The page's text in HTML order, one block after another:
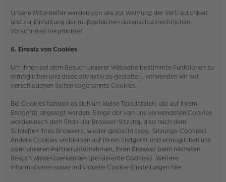
Unsere Mitarbeiter werden von uns zur Wahrung der Vertraulichkeit
und zur Einhaltung der maßgeblichen datenschutzrechtlichen
Vorschriften verpflichtet.
6. Einsatz von Cookies
Um Ihnen bei dem Besuch unserer Webseite bestimmte Funktionen zu
ermöglichen und diese attraktiv zu gestalten, verwenden wir auf
verschiedenen Seiten sogenannte Cookies.
Bei Cookies handelt es sich um kleine Textdateien, die auf Ihrem
Endgerät abgelegt werden. Einige der von uns verwendeten Cookies
werden nach dem Ende der Browser-Sitzung, also nach dem
Schließen Ihres Browsers, wieder gelöscht (sog. Sitzungs-Cookies).
Andere Cookies verbleiben auf Ihrem Endgerät und ermöglichen uns
oder unseren Partnerunternehmen, Ihren Browser beim nächsten
Besuch wiederzuerkennen (persistente Cookies). Weitere
Informationen sowie individuelle Cookie-Einstellungen hier.